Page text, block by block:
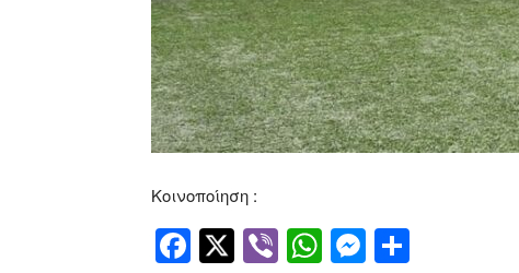
Κοινοποίηση :
Facebook
Twitter
ViberWhatsApp
Messenger